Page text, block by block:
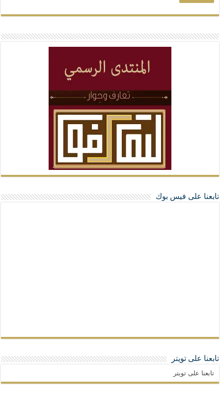
تابعنا على فيس بوك
تابعنا على تويتر
تابعنا على تويتر